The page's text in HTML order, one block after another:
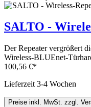
SALTO -
Der Repeater vergrößert
Wireless-BLUEnet-
100,56 €*
Lieferzeit 3-4 Wochen
Preise inkl. MwSt. zzgl.